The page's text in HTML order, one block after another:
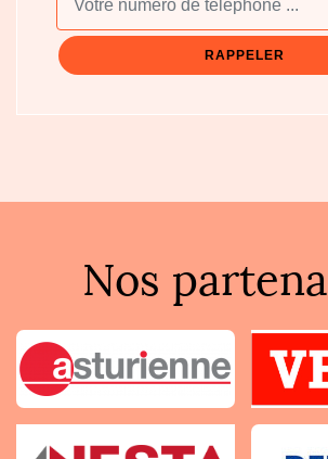
Nos